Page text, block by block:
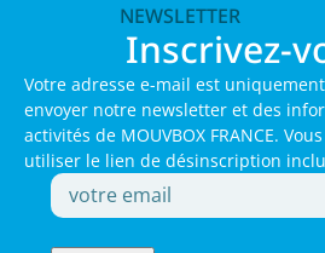
NEWSLETTER
Inscrivez-
Votre adresse e-mail est
envoyer notre newsletter et des
activités de MOUVBOX FRANCE.
utiliser le lien de désinscription